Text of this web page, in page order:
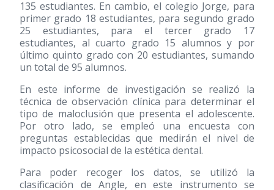
135 estudiantes. En cambio, el colegio Jorge, para
primer grado 18 estudiantes, para segundo grado
25 estudiantes, para el tercer grado 17
estudiantes, al cuarto grado 15 alumnos y por
último quinto grado con 20 estudiantes, sumando
un total de 95 alumnos.
En este informe de investigación se realizó la
técnica de observación clínica para determinar el
tipo de maloclusión que presenta el adolescente.
Por otro lado, se empleó una encuesta con
preguntas establecidas que medirán el nivel de
impacto psicosocial de la estética dental.
Para poder recoger los datos, se utilizó la
clasificación de Angle, en este instrumento se